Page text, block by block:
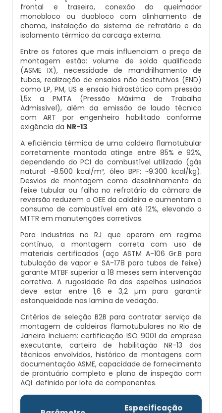
Caldeira Vertical
Caldeiraria De Fabricação E Montagem
Industrial
Caldeiraria E Montagem Industrial
Caldeiraria Industrial
Caldeiraria Pesada
Caldeiras De Recuperação De Calor Sensivel
Caldeiras E Aquecedores
Caldeiras E Vasos De Pressão
Controle E Automação De Caldeiras
Curso De Segurança Na Operação De
Caldeiras
Curso Operação De Caldeira
Curso Treinamento De Segurança Na
Operação De Caldeiras
Economizador Para Caldeiras
Empresa De Serviços Caldeiraria
Inspeção De Integridade Em Caldeiras
Inspeção De Segurança Caldeira
Inspeção De Segurança De Caldeiras
Inspeção De Segurança Em Caldeiras
Inspeção De Segurança Em Caldeiras E
Vasos De Pressão
Inspeção De Segurança Em Vasos De
Pressão
Inspeção Dimensional De Caldeiraria
Inspeção Dimensional De Caldeiraria E
Tubulação
Inspeção Em Caldeiras
Inspeção Em Caldeiras Aquatubulares
Inspeção Inicial Em Caldeiras
Inspeção Nas Caldeiras
Inspeção Periodica Em Caldeiras
Manutenção E Inspeção De Caldeiras
Plano De Inspeção De Caldeiras
Manutenção De Caldeiras A Vapor
Manutenção De Caldeiras E Aquecedores
Manutenção De Caldeiras Em Sp
Manutenção De Caldeiras Industriais
Manutenção Em Caldeiras De Alta Pressão
Montagem Caldeiras
Montagem De Caldeiras
Montagem De Caldeiras A Vapor
Montagem De Caldeiras Preço
Montagem De Caldeiras A Gás
Montagem De Caldeiras A Lenha
Montagem De Caldeiras A Pellets
Montagem De Caldeiras De Aquecimento
Montagem De Caldeiras Empresa
Preço Montagem De Caldeira A Gás
Caldeira Em Vapor
Caldeira Geradora De Vapor A Lenha
Caldeira Locomotiva A Vapor
Caldeira Usada A Venda
Caldeira Vapor A Lenha
Compra E Venda De Caldeiras Usadas
Comprar Caldeira A Vapor
Comprar Caldeira De Vapor
Distribuidor De Caldeira A Vapor
Empresa De Caldeira A Vapor
Fabrica De Caldeira A Vapor
Fabricante De Caldeira A Vapor
Ferro Com Caldeira A Vapor
Fornecedor De Caldeira A Vapor
Onde Comprar Caldeira A Vapor
Peças Para Caldeira A Vapor
Comprar Caldeira A Gás
Cotação De Caldeira A Gás
Distribuidor De Caldeira A Gás
Empresa De Caldeira A Gás
Empresa De Manutenção De Caldeira A Gás
Fornecedor De Caldeira A Gás
Manutenção De Caldeira A Gás
Onde Comprar Caldeira A Gás
Peças Para Caldeira A Gás
Queimador De Caldeira A Gás
Queimador Para Caldeira A Gás
Serviço De Manutenção Caldeira A Gás
Valor Caldeira A Gás
Venda Caldeira A Gás
Peças De Caldeiras
Melhor Caldeira Gás Natural
frontal e traseiro, conexão do queimador
monobloco ou duobloco com alinhamento de
chama, instalação do sistema de refratário e do
isolamento térmico da carcaça externa.
Entre os fatores que mais influenciam o preço de
montagem estão: volume de solda qualificada
(ASME IX), necessidade de mandrilhamento de
tubos, realização de ensaios não destrutivos (END)
como LP, PM, US e ensaio hidrostático com pressão
1,5x a PMTA (Pressão Máxima de Trabalho
Admissível), além da emissão de laudo técnico
com ART por engenheiro habilitado conforme
exigência da NR-13.
A eficiência térmica de uma caldeira flamotubular
corretamente montada atinge entre 85% e 92%,
dependendo do PCI do combustível utilizado (gás
natural: ~8.500 kcal/m³, óleo BPF: ~9.300 kcal/kg).
Desvios de montagem como desalinhamento do
feixe tubular ou falha no refratário da câmara de
reversão reduzem o OEE da caldeira e aumentam o
consumo de combustível em até 12%, elevando o
MTTR em manutenções corretivas.
Para industrias no RJ que operam em regime
contínuo, a montagem correta com uso de
materiais certificados (aço ASTM A-106 Gr.B para
tubulação de vapor e SA-178 para tubos de feixe)
garante MTBF superior a 18 meses sem intervenção
corretiva. A rugosidade Ra dos espelhos usinados
deve estar entre 1,6 e 3,2 µm para garantir
estanqueidade nos lamina de vedação.
Critérios de seleção B2B para contratar serviço de
montagem de caldeiras flamotubulares no Rio de
Janeiro incluem: certificação ISO 9001 da empresa
executante, carteira de habilitação NR-13 dos
técnicos envolvidos, histórico de montagens com
documentação ASME, capacidade de fornecimento
de prontuário completo e plano de inspeção com
AQL definido por lote de componentes.
Especificação